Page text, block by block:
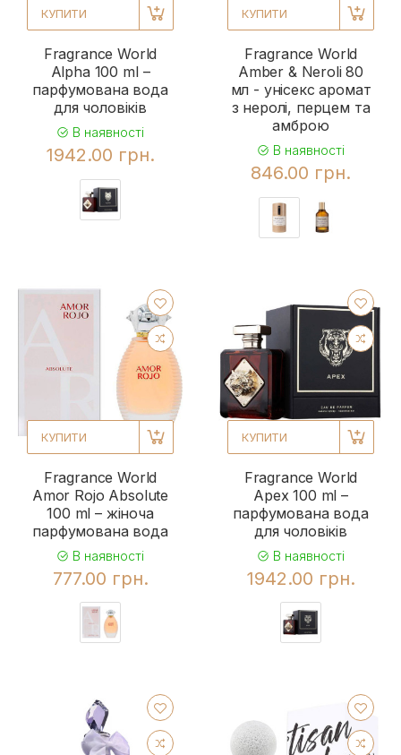
КУПИТИ
Fragrance World
Alpha 100 ml –
парфумована вода
для чоловіків
В наявності
1942.00 грн.
КУПИТИ
Fragrance World
Amber & Neroli 80
мл - унісекс аромат
з неролі, перцем та
амброю
В наявності
846.00 грн.
КУПИТИ
Fragrance World
Amor Rojo Absolute
100 ml – жіноча
парфумована вода
В наявності
777.00 грн.
КУПИТИ
Fragrance World
Apex 100 ml –
парфумована вода
для чоловіків
В наявності
1942.00 грн.